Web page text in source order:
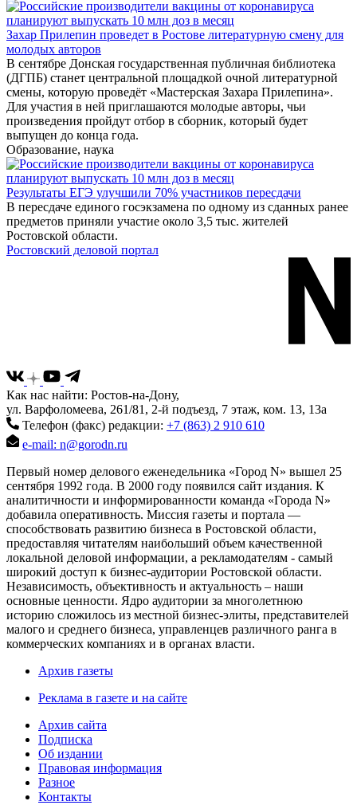
Захар Прилепин проведет в Ростове литературную смену для
молодых авторов
В сентябре Донская государственная публичная библиотека
(ДГПБ) станет центральной площадкой очной литературной
смены, которую проведёт «Мастерская Захара Прилепина».
Для участия в ней приглашаются молодые авторы, чьи
произведения пройдут отбор в сборник, который будет
выпущен до конца года.
Образование, наука
Результаты ЕГЭ улучшили 70% участников пересдачи
В пересдаче единого госэкзамена по одному из сданных ранее
предметов приняли участие около 3,5 тыс. жителей
Ростовской области.
Ростовский деловой портал
Как нас найти: Ростов-на-Дону,
ул. Варфоломеева, 261/81, 2-й подъезд, 7 этаж, ком. 13, 13а
Телефон (факс) редакции: +7 (863) 2 910 610
e-mail: n@gorodn.ru
Первый номер делового еженедельника «Город N» вышел 25
сентября 1992 года. В 2000 году появился сайт издания. К
аналитичности и информированности команда «Города N»
добавила оперативность. Миссия газеты и портала —
способствовать развитию бизнеса в Ростовской области,
предоставляя читателям наибольший объем качественной
локальной деловой информации, а рекламодателям - самый
широкий доступ к бизнес-аудитории Ростовской области.
Независимость, объективность и актуальность – наши
основные ценности. Ядро аудитории за многолетнюю
историю сложилось из местной бизнес-элиты, представителей
малого и среднего бизнеса, управленцев различного ранга в
коммерческих компаниях и в органах власти.
Архив газеты
Реклама в газете и на сайте
Архив сайта
Подписка
Об издании
Правовая информация
Разное
Контакты